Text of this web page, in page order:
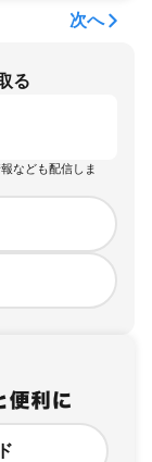
次へ
る
なども配信しま